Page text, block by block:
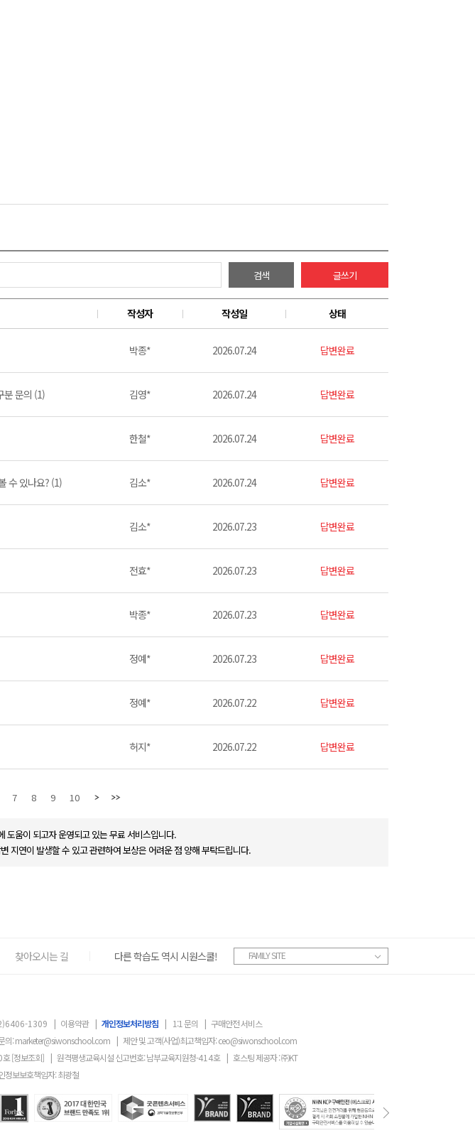
검색 글쓰기
작성자 작성일 상태
박종* 2026.07.24 답변완료
문의 (1) 김영* 2026.07.24 답변완료
한철* 2026.07.24 답변완료
수 있나요? (1) 김소* 2026.07.24 답변완료
김소* 2026.07.23 답변완료
전효* 2026.07.23 답변완료
박종* 2026.07.23 답변완료
정예* 2026.07.23 답변완료
정예* 2026.07.22 답변완료
허지* 2026.07.22 답변완료
7 8 9 10
움이 되고자 운영되고 있는 무료 서비스입니다.
지연이 발생할 수 있고 관련하여 보상은 어려운 점 양해 부탁드립니다.
찾아오시는 길 다른 학습도 역시 시원스쿨! FAMILY SITE
1309 | 이용약관 | 개인정보처리방침 | 1:1 문의 | 구매안전 서비스
의:marketer@siwonschool.com | 제안 및 고객(사업)최고책임자:ceo@siwonschool.com
호[정보조회] | 원격평생교육시설 신고번호: 남부교육지원청-414호 | 호스팅 제공자 : ㈜KT
정보보호책임자: 최광철